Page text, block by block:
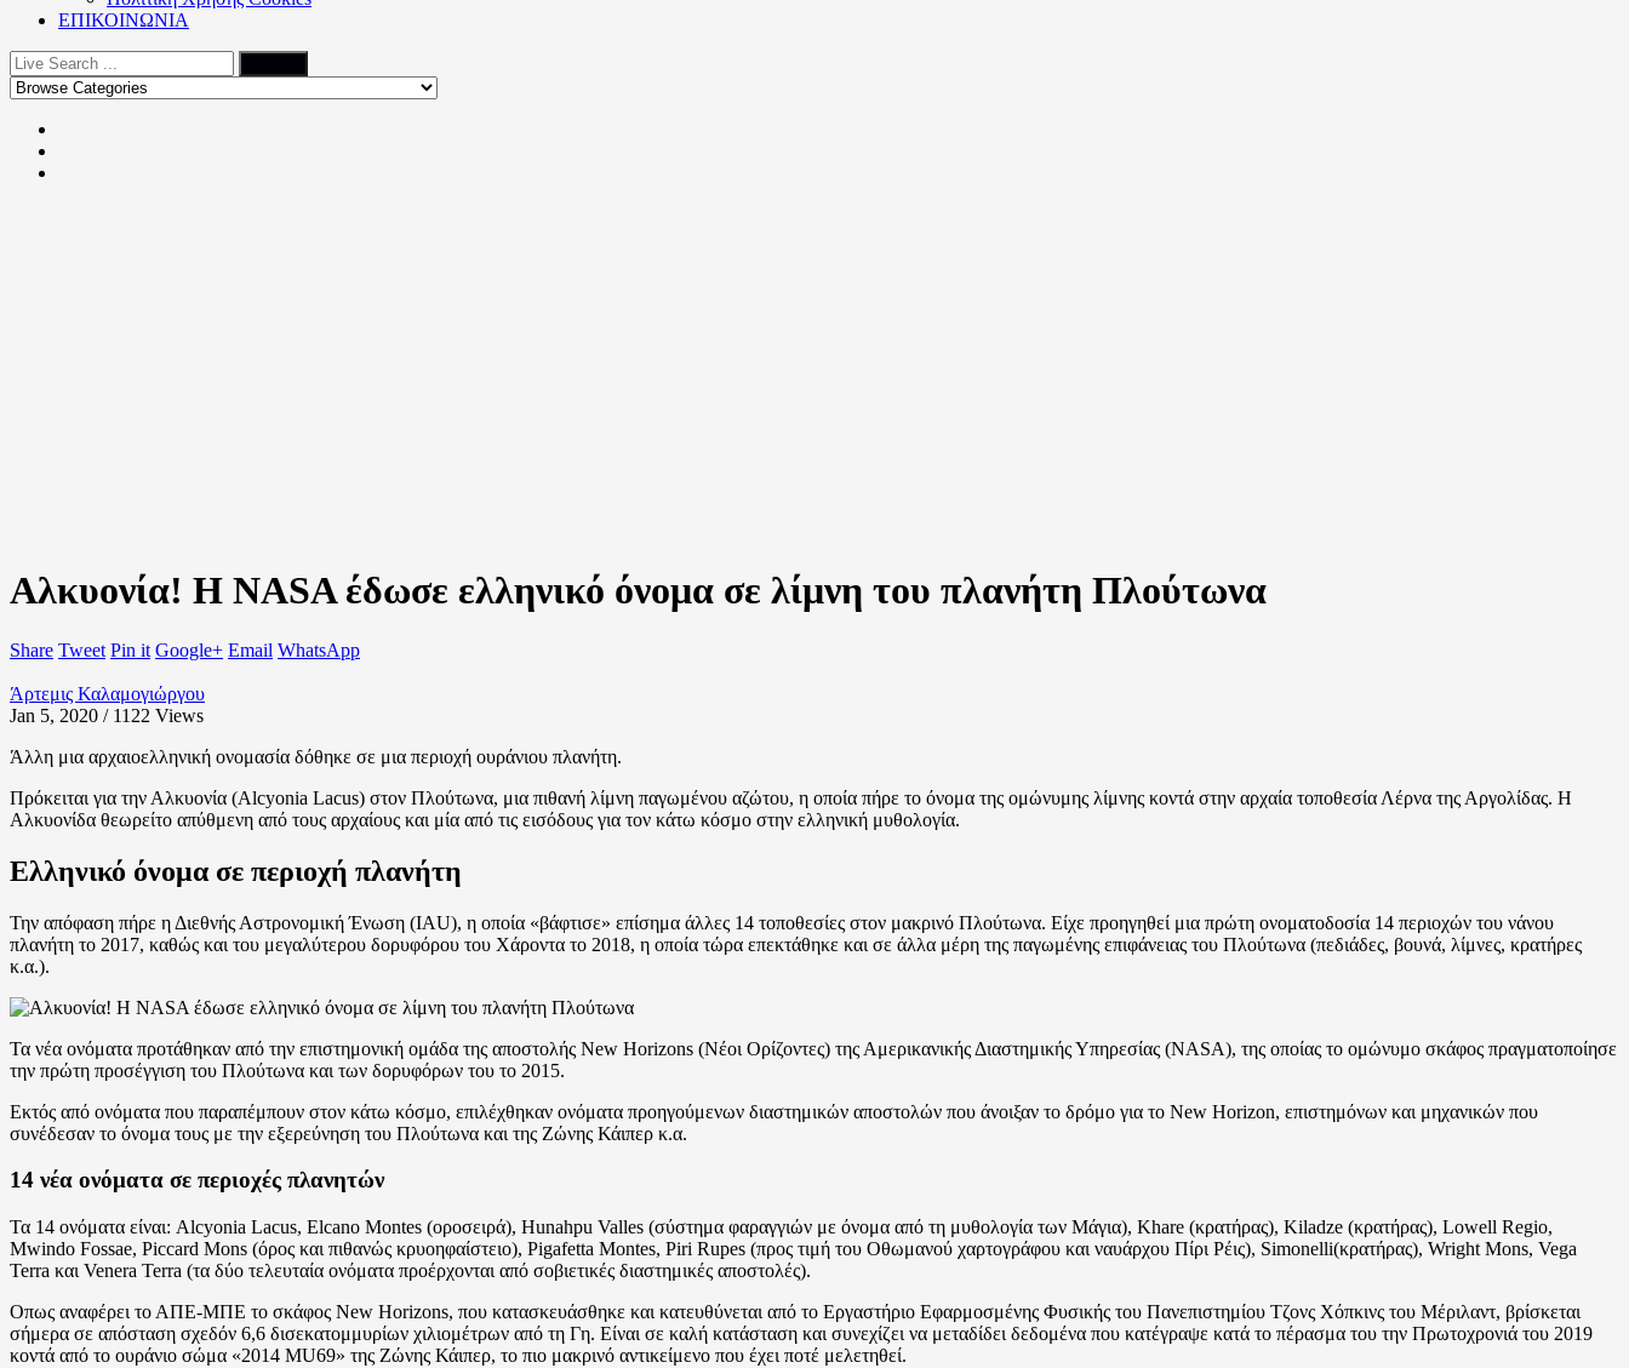
ΕΠΙΚΟΙΝΩΝΙΑ
Αλκυονία! Η NASA έδωσε ελληνικό όνομα σε λίμνη του πλανήτη Πλούτωνα
Share Tweet Pin it Google+ Email WhatsApp
Άρτεμις Καλαμογιώργου
Jan 5, 2020 / 1122 Views
Άλλη μια αρχαιοελληνική ονομασία δόθηκε σε μια περιοχή ουράνιου πλανήτη.
Πρόκειται για την Αλκυονία (Alcyonia Lacus) στον Πλούτωνα, μια πιθανή λίμνη παγωμένου αζώτου, η οποία πήρε το όνομα της ομώνυμης λίμνης κοντά στην αρχαία τοποθεσία Λέρνα της Αργολίδας. Η
Αλκυονίδα θεωρείτο απύθμενη από τους αρχαίους και μία από τις εισόδους για τον κάτω κόσμο στην ελληνική μυθολογία.
Ελληνικό όνομα σε περιοχή πλανήτη
Την απόφαση πήρε η Διεθνής Αστρονομική Ένωση (IAU), η οποία «βάφτισε» επίσημα άλλες 14 τοποθεσίες στον μακρινό Πλούτωνα. Είχε προηγηθεί μια πρώτη ονοματοδοσία 14 περιοχών του νάνου
πλανήτη το 2017, καθώς και του μεγαλύτερου δορυφόρου του Χάροντα το 2018, η οποία τώρα επεκτάθηκε και σε άλλα μέρη της παγωμένης επιφάνειας του Πλούτωνα (πεδιάδες, βουνά, λίμνες, κρατήρες
κ.α.).
Τα νέα ονόματα προτάθηκαν από την επιστημονική ομάδα της αποστολής New Horizons (Νέοι Ορίζοντες) της Αμερικανικής Διαστημικής Υπηρεσίας (NASA), της οποίας το ομώνυμο σκάφος πραγματοποίησε
την πρώτη προσέγγιση του Πλούτωνα και των δορυφόρων του το 2015.
Εκτός από ονόματα που παραπέμπουν στον κάτω κόσμο, επιλέχθηκαν ονόματα προηγούμενων διαστημικών αποστολών που άνοιξαν το δρόμο για το New Horizon, επιστημόνων και μηχανικών που
συνέδεσαν το όνομα τους με την εξερεύνηση του Πλούτωνα και της Ζώνης Κάιπερ κ.α.
14 νέα ονόματα σε περιοχές πλανητών
Τα 14 ονόματα είναι: Alcyonia Lacus, Elcano Montes (οροσειρά), Hunahpu Valles (σύστημα φαραγγιών με όνομα από τη μυθολογία των Μάγια), Khare (κρατήρας), Kiladze (κρατήρας), Lowell Regio,
Mwindo Fossae, Piccard Mons (όρος και πιθανώς κρυοηφαίστειο), Pigafetta Montes, Piri Rupes (προς τιμή του Οθωμανού χαρτογράφου και ναυάρχου Πίρι Ρέις), Simonelli(κρατήρας), Wright Mons, Vega
Terra και Venera Terra (τα δύο τελευταία ονόματα προέρχονται από σοβιετικές διαστημικές αποστολές).
Οπως αναφέρει το ΑΠΕ-ΜΠΕ το σκάφος New Horizons, που κατασκευάσθηκε και κατευθύνεται από το Εργαστήριο Εφαρμοσμένης Φυσικής του Πανεπιστημίου Τζονς Χόπκινς του Μέριλαντ, βρίσκεται
σήμερα σε απόσταση σχεδόν 6,6 δισεκατομμυρίων χιλιομέτρων από τη Γη. Είναι σε καλή κατάσταση και συνεχίζει να μεταδίδει δεδομένα που κατέγραψε κατά το πέρασμα του την Πρωτοχρονιά του 2019
κοντά από το ουράνιο σώμα «2014 MU69» της Ζώνης Κάιπερ, το πιο μακρινό αντικείμενο που έχει ποτέ μελετηθεί.